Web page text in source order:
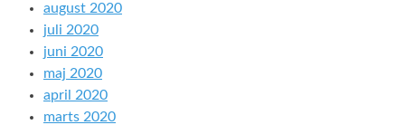
august 2020
juli 2020
juni 2020
maj 2020
april 2020
marts 2020